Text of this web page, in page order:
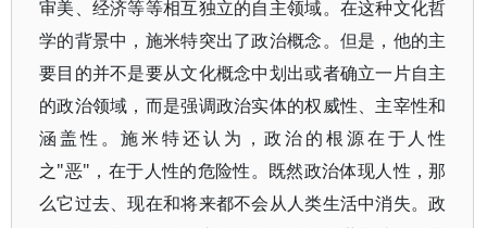
审美、经济等等相互独立的自主领域。在这种文化哲
学的背景中，施米特突出了政治概念。但是，他的主
要目的并不是要从文化概念中划出或者确立一片自主
的政治领域，而是强调政治实体的权威性、主宰性和
涵盖性。施米特还认为，政治的根源在于人性
之"恶"，在于人性的危险性。既然政治体现人性，那
么它过去、现在和将来都不会从人类生活中消失。政